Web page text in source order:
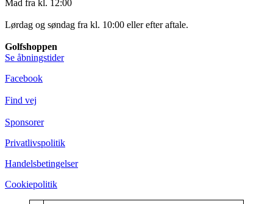
Mad fra kl. 12:00
Lørdag og søndag fra kl. 10:00 eller efter aftale.
Golfshoppen
Se åbningstider
Facebook
Find vej
Sponsorer
Privatlivspolitik
Handelsbetingelser
Cookiepolitik